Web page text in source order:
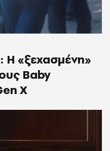
«ξεχασμένη»
Baby
X